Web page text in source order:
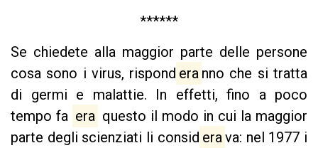
******
Se chiedete alla maggior parte delle persone
cosa sono i virus, rispond era nno che si tratta
di germi e malattie. In effetti, fino a poco
tempo fa era questo il modo in cui la maggior
parte degli scienziati li consid erava: nel 1977 i